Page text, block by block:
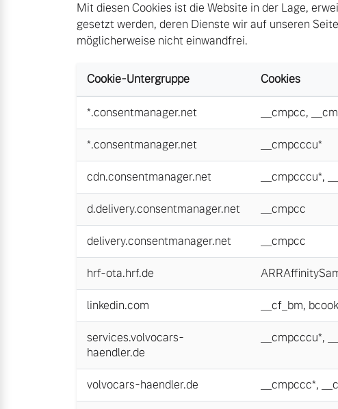
Mit diesen Cookies ist die Website in der Lage,
gesetzt werden, deren Dienste wir auf unseren
möglicherweise nicht einwandfrei.
Cookie-Untergruppe Cookies
*.consentmanager.net __cmpcc,
*.consentmanager.net __cmpcccu*
cdn.consentmanager.net __cmpcccu*,
d.delivery.consentmanager.net __cmpcc
delivery.consentmanager.net __cmpcc
hrf-ota.hrf.de
linkedin.com __cf_bm,
services.volvocars-
haendler.de
__cmpcccu*,
volvocars-haendler.de __cmpccc*,